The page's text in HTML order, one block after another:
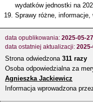
wydatków jednostki na
Sprawy różne, informacje,
data opublikowania: 2025-05-
data ostatniej aktualizacji:
Strona odwiedzona 311 razy
Osoba odpowiedzialna za
Agnieszka Jackiewicz
Informacja wprowadzona